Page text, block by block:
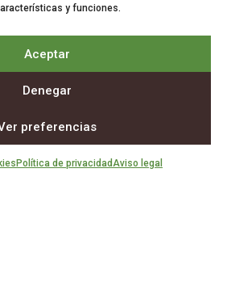
y funciones.
Aceptar
Denegar
preferencias
Política de privacidadAviso legal
La voz del sector
La actualidad
campo en
tu bandeja de
a